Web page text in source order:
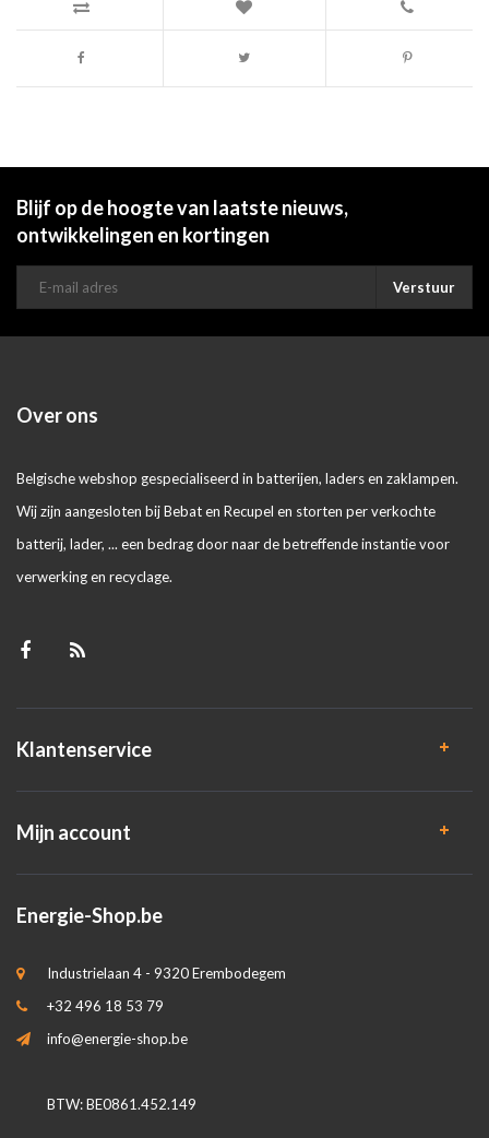
Blijf op de hoogte van laatste nieuws,
ontwikkelingen en kortingen
Verstuur
Over ons
Belgische webshop gespecialiseerd in batterijen, laders en zaklampen.
Wij zijn aangesloten bij Bebat en Recupel en storten per verkochte
batterij, lader, ... een bedrag door naar de betreffende instantie voor
verwerking en recyclage.
Klantenservice
Mijn account
Energie-Shop.be
Industrielaan 4 - 9320 Erembodegem
+32 496 18 53 79
info@energie-shop.be
BTW: BE0861.452.149